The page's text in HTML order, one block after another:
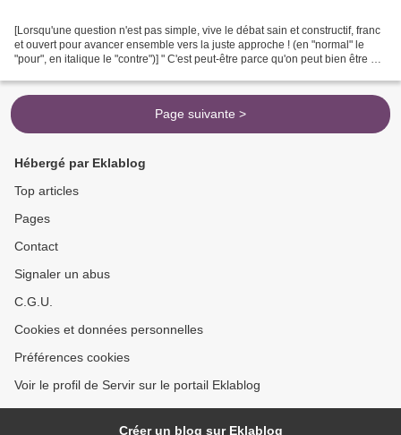
[Lorsqu'une question n'est pas simple, vive le débat sain et constructif, franc
et ouvert pour avancer ensemble vers la juste approche ! (en "normal" le
"pour", en italique le "contre")] " C'est peut-être parce qu'on peut bien être de
Page suivante >
Hébergé par Eklablog
Top articles
Pages
Contact
Signaler un abus
C.G.U.
Cookies et données personnelles
Préférences cookies
Voir le profil de Servir sur le portail Eklablog
Créer un blog sur Eklablog